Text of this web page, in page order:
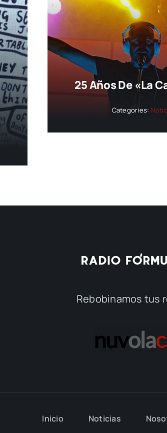
25 Años De «La
Categories:
Rebobinamos tus
Inicio Noticias